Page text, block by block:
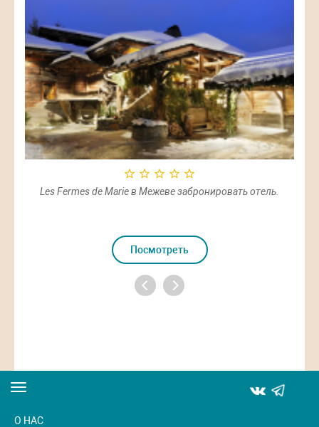
Les Fermes de Marie в Межеве забронировать отель.
Посмотреть
Toggle
О НАС